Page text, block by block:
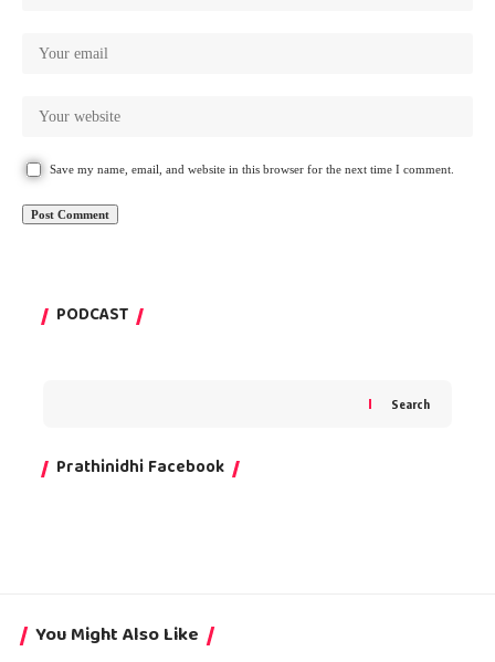
Save my name, email, and website in this browser for the next time I comment.
PODCAST
Search
Prathinidhi Facebook
You Might Also Like